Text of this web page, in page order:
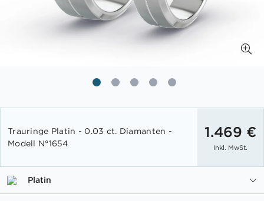
der
Bildgalerie
Trauringe Platin - 0.03 ct. Diamanten -
Modell N°1654
1.469 €
Inkl. MwSt.
Platin